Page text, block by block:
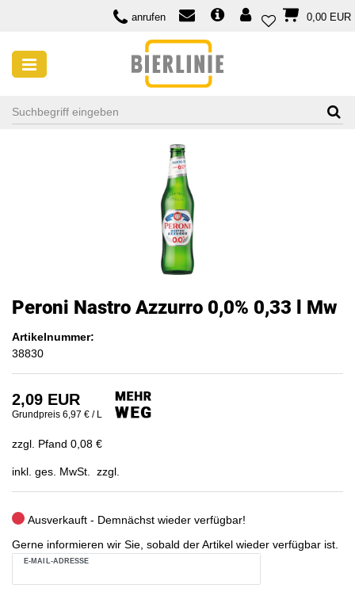
anrufen 0,00 EUR
Peroni Nastro Azzurro 0,0% 0,33 l Mw
Artikelnummer:
38830
2,09 EUR
Grundpreis 6,97 € / L
zzgl. Pfand 0,08 €
inkl. ges. MwSt. zzgl.
Ausverkauft - Demnächst wieder verfügbar!
Gerne informieren wir Sie, sobald der Artikel wieder verfügbar ist.
E-MAIL-ADRESSE